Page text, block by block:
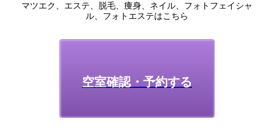
マツエク、エステ、脱毛、痩身、ネイル、フォトフェイシャ
ル、フォトエステはこちら
空室確認・予約する